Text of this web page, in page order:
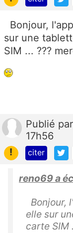
Bonjour,
sur une
SIM ... ???
Publié par
17h56
!
citer
reno69 a
Bonjour,
elle sur
carte SIM